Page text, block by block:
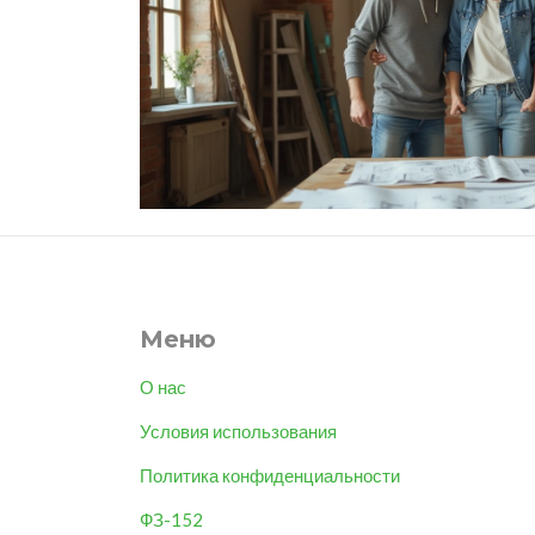
Меню
О нас
Условия использования
Политика конфиденциальности
ФЗ-152